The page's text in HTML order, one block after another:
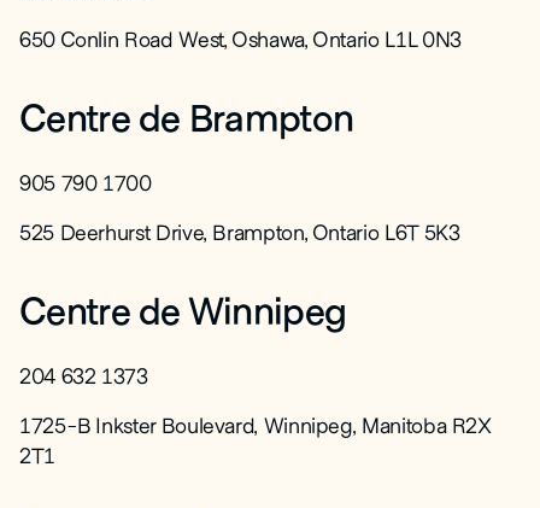
650 Conlin Road West, Oshawa, Ontario L1L 0N3
Centre de Brampton
905 790 1700
525 Deerhurst Drive, Brampton, Ontario L6T 5K3
Centre de Winnipeg
204 632 1373
1725-B Inkster Boulevard, Winnipeg, Manitoba R2X
2T1